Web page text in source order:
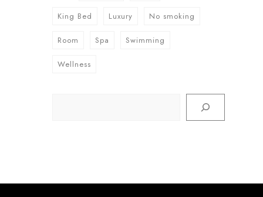
King Bed Luxury No smoking
Room Spa Swimming
Wellness